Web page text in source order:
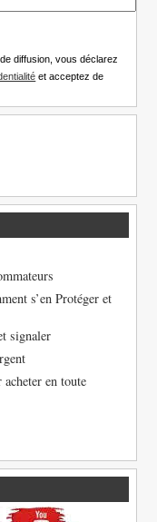
diffusion, vous déclarez
et acceptez de
s’en Protéger et
signaler
en toute